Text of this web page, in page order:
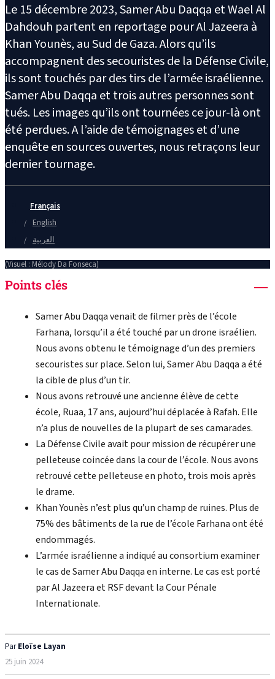
Le 15 décembre 2023, Samer Abu Daqqa et Wael Al
Dahdouh partent en reportage pour Al Jazeera à
Khan Younès, au Sud de Gaza. Alors qu’ils
accompagnent des secouristes de la Défense Civile,
ils sont touchés par des tirs de l’armée israélienne.
Samer Abu Daqqa et trois autres personnes sont
tués. Les images qu’ils ont tournées ce jour-là ont
été perdues. A l’aide de témoignages et d’une
enquête en sources ouvertes, nous retraçons leur
dernier tournage.
Français
English
العربية
(Visuel : Mélody Da Fonseca)
Points clés
Samer Abu Daqqa venait de filmer près de l’école
Farhana, lorsqu’il a été touché par un drone israélien.
Nous avons obtenu le témoignage d’un des premiers
secouristes sur place. Selon lui, Samer Abu Daqqa a été
la cible de plus d’un tir.
Nous avons retrouvé une ancienne élève de cette
école, Ruaa, 17 ans, aujourd’hui déplacée à Rafah. Elle
n’a plus de nouvelles de la plupart de ses camarades.
La Défense Civile avait pour mission de récupérer une
pelleteuse coincée dans la cour de l’école. Nous avons
retrouvé cette pelleteuse en photo, trois mois après
le drame.
Khan Younès n’est plus qu’un champ de ruines. Plus de
75% des bâtiments de la rue de l’école Farhana ont été
endommagés.
L’armée israélienne a indiqué au consortium examiner
le cas de Samer Abu Daqqa en interne. Le cas est porté
par Al Jazeera et RSF devant la Cour Pénale
Internationale.
ParEloïse Layan
25 juin 2024